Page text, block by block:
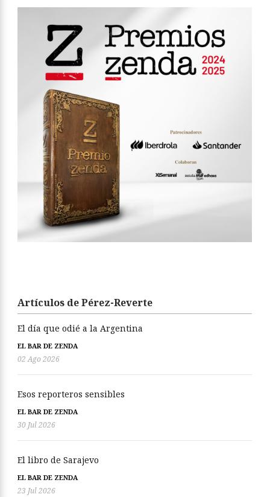
Artículos de Pérez-Reverte
El día que odié a la Argentina
EL BAR DE ZENDA
02 Ago 2026
Esos reporteros sensibles
EL BAR DE ZENDA
30 Jul 2026
El libro de Sarajevo
EL BAR DE ZENDA
23 Jul 2026